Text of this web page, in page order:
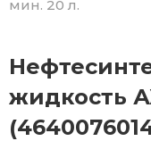
мин. 20 л.
жидкость